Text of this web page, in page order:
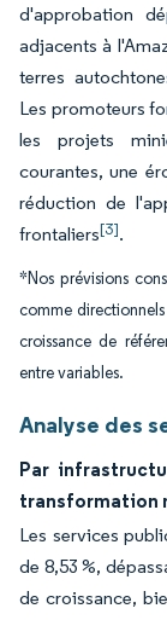
d'approbation
adjacents à
terres
Les promoteurs
les projets
courantes, une
réduction de
frontaliers[3].
*Nos prévisions
comme
croissance de
entre variables.
Analyse des
Par
transformation
Les services
de 8,53 %,
de croissance,